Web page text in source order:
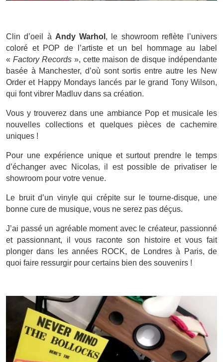
Clin d’oeil à Andy Warhol , le showroom reflète l’univers
coloré et POP de l’artiste et un bel hommage au label
« Factory Records», cette maison de disque indépendante
basée à Manchester, d’où sont sortis entre autre les New
Order et Happy Mondays lancés par le grand Tony Wilson,
qui font vibrer Madluv dans sa création.
Vous y trouverez dans une ambiance Pop et musicale les
nouvelles collections et quelques pièces de cachemire
uniques !
Pour une expérience unique et surtout prendre le temps
d’échanger avec Nicolas, il est possible de privatiser le
showroom pour votre venue.
Le bruit d’un vinyle qui crépite sur le tourne-disque, une
bonne cure de musique, vous ne serez pas déçus.
J’ai passé un agréable moment avec le créateur, passionné
et passionnant, il vous raconte son histoire et vous fait
plonger dans les années ROCK, de Londres à Paris, de
quoi faire ressurgir pour certains bien des souvenirs !